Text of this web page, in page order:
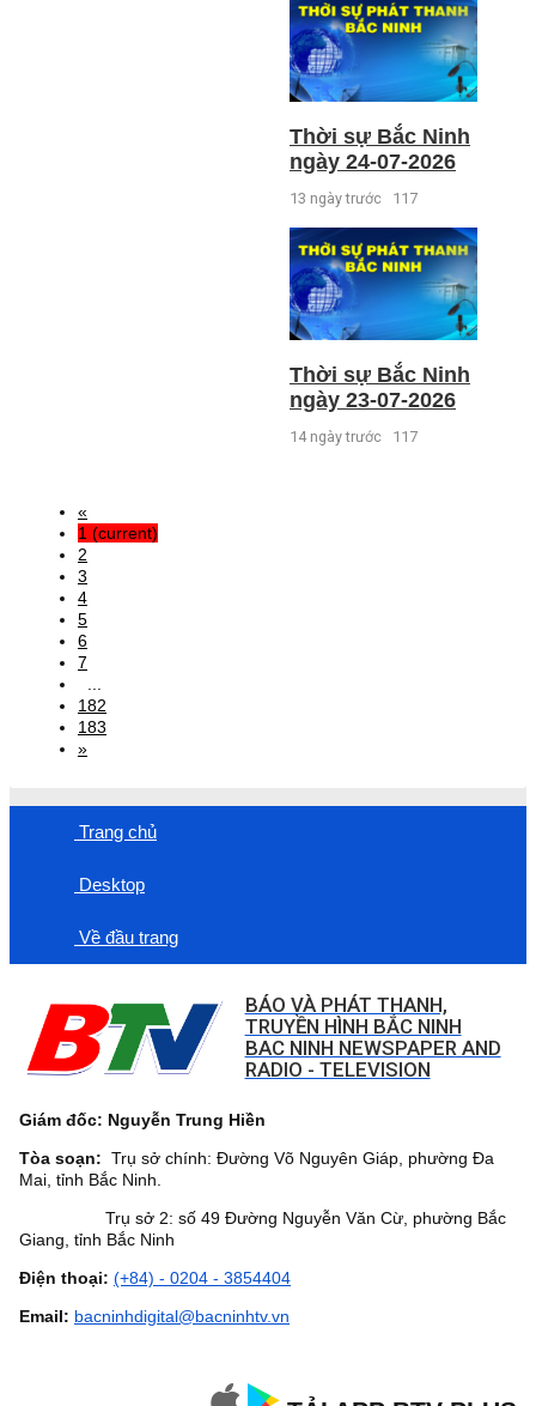
Thời sự Bắc Ninh
ngày 24-07-2026
13 ngày trước 117
Thời sự Bắc Ninh
ngày 23-07-2026
14 ngày trước 117
«
1 (current)
2
3
4
5
6
7
182
183
»
Trang chủ
Desktop
Về đầu trang
BÁO VÀ PHÁT THANH,
TRUYỀN HÌNH BẮC NINH
BAC NINH NEWSPAPER AND
RADIO - TELEVISION
Giám đốc: Nguyễn Trung Hiền
Tòa soạn: Trụ sở chính: Đường Võ Nguyên Giáp, phường Đa
Mai, tỉnh Bắc Ninh.
Trụ sở 2: số 49 Đường Nguyễn Văn Cừ, phường Bắc
Giang, tỉnh Bắc Ninh
Điện thoại: (+84) - 0204 - 3854404
Email: bacninhdigital@bacninhtv.vn